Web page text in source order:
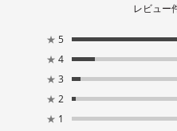
レビュー
★ 5
★ 4
★ 3
★ 2
★ 1